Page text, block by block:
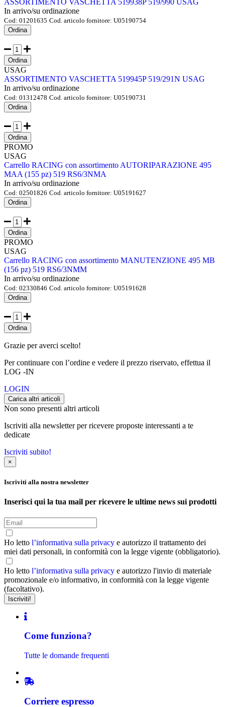
ASSORTIMENTO VASCHETTA 519938P 519/990 USAG
In arrivo/su ordinazione
Cod: 01201635 Cod. articolo fornitore: U05190754
Ordina
Ordina
USAG
ASSORTIMENTO VASCHETTA 519945P 519/291N USAG
In arrivo/su ordinazione
Cod: 01312478 Cod. articolo fornitore: U05190731
Ordina
Ordina
PROMO
USAG
Carrello RACING con assortimento AUTORIPARAZIONE 495
MAA (155 pz) 519 RS6/3NMA
In arrivo/su ordinazione
Cod: 02501826 Cod. articolo fornitore: U05191627
Ordina
Ordina
PROMO
USAG
Carrello RACING con assortimento MANUTENZIONE 495 MB
(156 pz) 519 RS6/3NMM
In arrivo/su ordinazione
Cod: 02330846 Cod. articolo fornitore: U05191628
Ordina
Ordina
Grazie per averci scelto!
Per continuare con l’ordine e vedere il prezzo riservato, effettua il
LOG -IN
LOGIN
Carica altri articoli
Non sono presenti altri articoli
Iscriviti alla newsletter per ricevere proposte interessanti a te
dedicate
Iscriviti subito!
×
Iscriviti alla nostra newsletter
Inserisci qui la tua mail per ricevere le ultime news sui prodotti
Ho letto l’informativa sulla privacy e autorizzo il trattamento dei
miei dati personali, in conformità con la legge vigente (obbligatorio).
Ho letto l’informativa sulla privacy e autorizzo l'invio di materiale
promozionale e/o informativo, in conformità con la legge vigente
(facoltativo).
Come funziona?
Tutte le domande frequenti
Corriere espresso